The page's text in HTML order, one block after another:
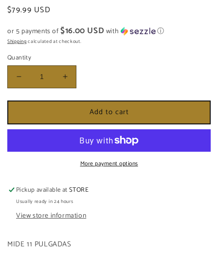
Regular
$79.99 USD
or 5 payments of$16.00 USD with ⓘ
Shippingcalculated at checkout.
Quantity
Decrease
quantity
for
DE
OSHUN
Increase
quantity
for
SOPERA
DE
OSHUN
Add to cart
More payment options
Pickup available atSTORE
Usually ready in 24 hours
View store information
MIDE 11 PULGADAS